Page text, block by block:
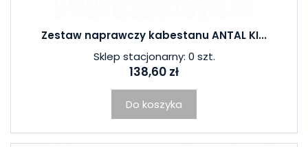
Zestaw naprawczy kabestanu ANTAL KI...
Sklep stacjonarny: 0 szt.
138,60 zł
Do koszyka